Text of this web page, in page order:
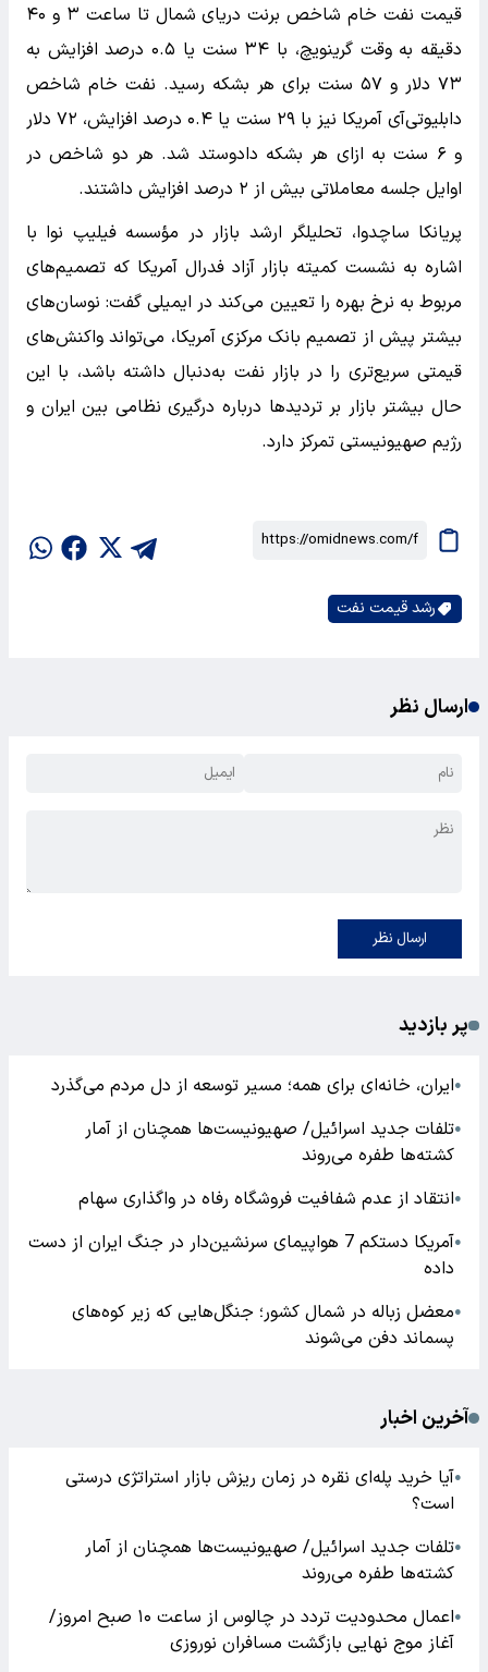
قیمت نفت خام شاخص برنت دریای شمال تا ساعت ۳ و ۴۰
دقیقه به وقت گرینویچ، با ۳۴ سنت یا ۰.۵ درصد افزایش به
۷۳ دلار و ۵۷ سنت برای هر بشکه رسید. نفت خام شاخص
دابلیوتی‌آی آمریکا نیز با ۲۹ سنت یا ۰.۴ درصد افزایش، ۷۲ دلار
و ۶ سنت به ازای هر بشکه دادوستد شد. هر دو شاخص در
اوایل جلسه معاملاتی بیش از ۲ درصد افزایش داشتند.
پریانکا ساچدوا، تحلیلگر ارشد بازار در مؤسسه فیلیپ نوا با
اشاره به نشست کمیته بازار آزاد فدرال آمریکا که تصمیم‌های
مربوط به نرخ بهره را تعیین می‌کند در ایمیلی گفت: نوسان‌های
بیشتر پیش از تصمیم بانک مرکزی آمریکا، می‌تواند واکنش‌های
قیمتی سریع‌تری را در بازار نفت به‌دنبال داشته باشد، با این
حال بیشتر بازار بر تردید‌ها درباره درگیری نظامی بین ایران و
رژیم صهیونیستی تمرکز دارد.
رشد قیمت نفت
ارسال نظر
ارسال نظر
پر بازدید
●ایران، خانه‌ای برای همه؛ مسیر توسعه از دل مردم می‌گذرد
●تلفات جدید اسرائیل/ صهیونیست‌ها همچنان از آمار
کشته‌ها طفره می‌روند
●انتقاد از عدم شفافیت فروشگاه رفاه در واگذاری سهام
●
آمریکا دستکم 7 هواپیمای سرنشین‌دار در جنگ ایران از دست
داده
●معضل زباله در شمال کشور؛ جنگل‌هایی که زیر کوه‌های
پسماند دفن می‌شوند
آخرین اخبار
●آیا خرید پله‌ای نقره در زمان ریزش بازار استراتژی درستی
است؟
●تلفات جدید اسرائیل/ صهیونیست‌ها همچنان از آمار
کشته‌ها طفره می‌روند
●
اعمال محدودیت تردد در چالوس از ساعت ۱۰ صبح امروز/
آغاز موج نهایی بازگشت مسافران نوروزی